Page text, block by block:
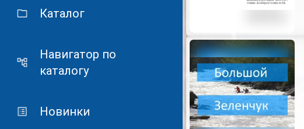
Каталог
Навигатор по
каталогу
Новинки